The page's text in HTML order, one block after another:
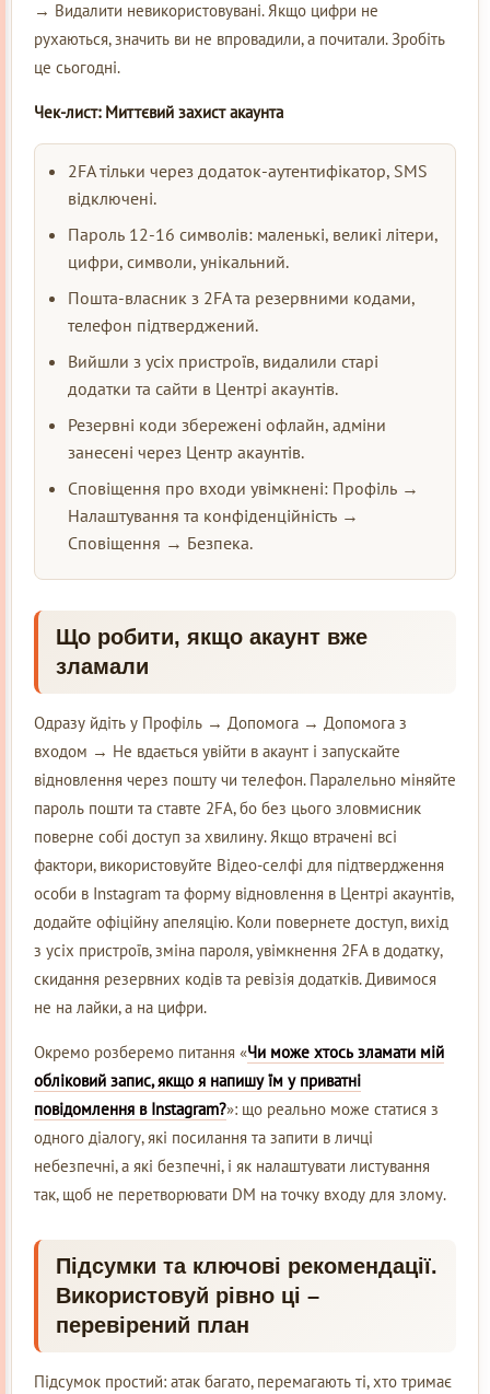
→ Видалити невикористовувані. Якщо цифри не
рухаються, значить ви не впровадили, а почитали. Зробіть
це сьогодні.
Чек-лист: Миттєвий захист акаунта
2FA тільки через додаток-аутентифікатор, SMS
відключені.
Пароль 12-16 символів: маленькі, великі літери,
цифри, символи, унікальний.
Пошта-власник з 2FA та резервними кодами,
телефон підтверджений.
Вийшли з усіх пристроїв, видалили старі
додатки та сайти в Центрі акаунтів.
Резервні коди збережені офлайн, адміни
занесені через Центр акаунтів.
Сповіщення про входи увімкнені: Профіль →
Налаштування та конфіденційність →
Сповіщення → Безпека.
Що робити, якщо акаунт вже
зламали
Одразу йдіть у Профіль → Допомога → Допомога з
входом → Не вдається увійти в акаунт і запускайте
відновлення через пошту чи телефон. Паралельно міняйте
пароль пошти та ставте 2FA, бо без цього зловмисник
поверне собі доступ за хвилину. Якщо втрачені всі
фактори, використовуйте Відео-селфі для підтвердження
особи в Instagram та форму відновлення в Центрі акаунтів,
додайте офіційну апеляцію. Коли повернете доступ, вихід
з усіх пристроїв, зміна пароля, увімкнення 2FA в додатку,
скидання резервних кодів та ревізія додатків. Дивимося
не на лайки, а на цифри.
Окремо розберемо питання «Чи може хтось зламати мій
обліковий запис, якщо я напишу їм у приватні
повідомлення в Instagram?»: що реально може статися з
одного діалогу, які посилання та запити в личці
небезпечні, а які безпечні, і як налаштувати листування
так, щоб не перетворювати DM на точку входу для злому.
Підсумки та ключові рекомендації.
Використовуй рівно ці –
перевірений план
Підсумок простий: атак багато, перемагають ті, хто тримає